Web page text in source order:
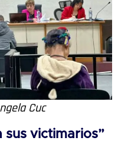
Cuc
sus victimarios”